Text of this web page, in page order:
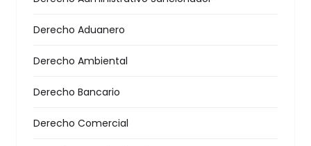
Derecho Aduanero
Derecho Ambiental
Derecho Bancario
Derecho Comercial